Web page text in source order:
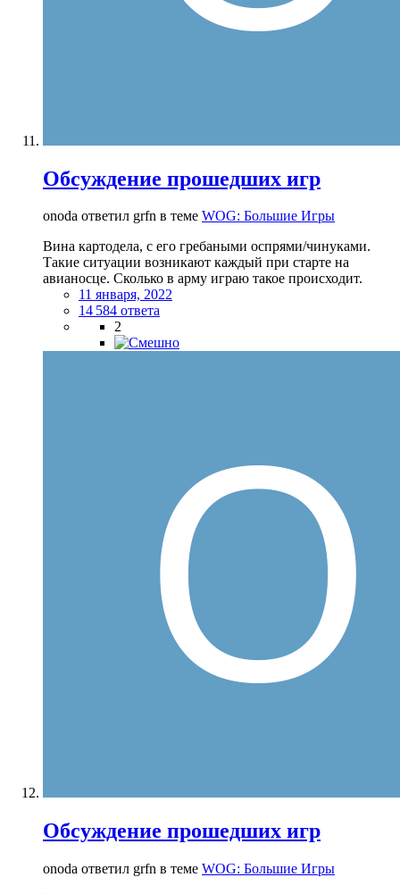
Обсуждение прошедших игр
onoda ответил grfn в теме WOG: Большие Игры
Вина картодела, с его гребаными оспрями/чинуками.
Такие ситуации возникают каждый при старте на
авианосце. Сколько в арму играю такое происходит.
11 января, 2022
14 584 ответа
2
Обсуждение прошедших игр
onoda ответил grfn в теме WOG: Большие Игры